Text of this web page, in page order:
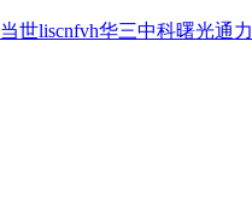
当世liscnfvh华三中科曙光通力